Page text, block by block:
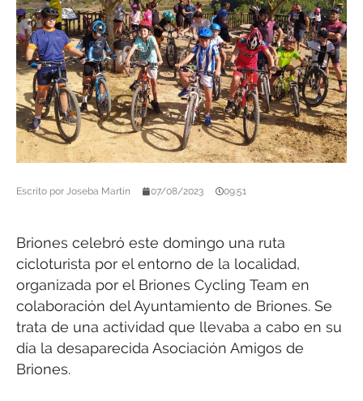
Escrito por Joseba Martín 07/08/2023 09:51
Briones celebró este domingo una ruta
cicloturista por el entorno de la localidad,
organizada por el Briones Cycling Team en
colaboración del Ayuntamiento de Briones. Se
trata de una actividad que llevaba a cabo en su
día la desaparecida Asociación Amigos de
Briones.